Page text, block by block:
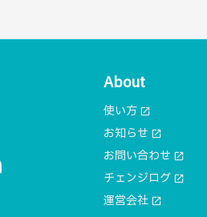
About
使い方 open_in_new
お知らせ open_in_new
お問い合わせ open_in_new
チェンジログ open_in_new
運営会社 open_in_new